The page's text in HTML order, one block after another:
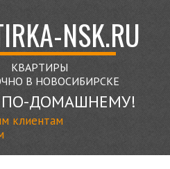
NSK.RU
КВАРТИРЫ
В НОВОСИБИРСКЕ
ДОМАШНЕМУ!
клиентам